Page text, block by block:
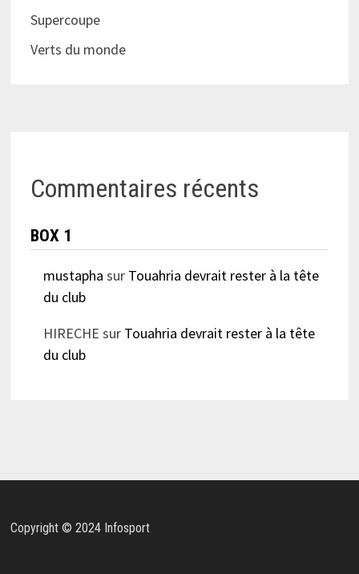
Supercoupe
Verts du monde
Commentaires récents
BOX 1
mustapha sur Touahria devrait rester à la tête
du club
HIRECHE sur Touahria devrait rester à la tête
du club
Copyright © 2024 Infosport